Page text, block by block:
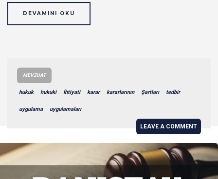
DEVAMINI OKU
MEVZUAT
hukuk hukuki İhtiyati karar kararlarının Şartları tedbir
uygulama uygulamaları
LEAVE A COMMENT